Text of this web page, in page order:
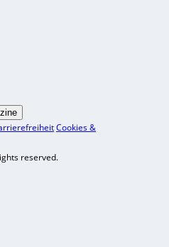
Cookies &
reserved.